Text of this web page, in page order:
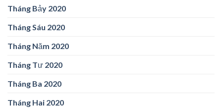
Tháng Bảy 2020
Tháng Sáu 2020
Tháng Năm 2020
Tháng Tư 2020
Tháng Ba 2020
Tháng Hai 2020